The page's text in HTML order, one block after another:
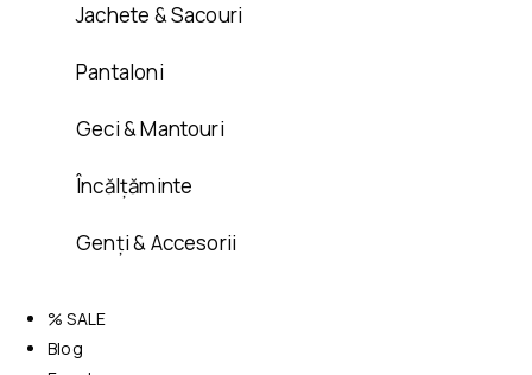
Jachete & Sacouri
Pantaloni
Geci & Mantouri
Încălțăminte
Genți & Accesorii
% SALE
Blog